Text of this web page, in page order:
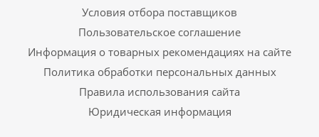
Условия отбора поставщиков
Пользовательское соглашение
Информация о товарных рекомендациях на сайте
Политика обработки персональных данных
Правила использования сайта
Юридическая информация